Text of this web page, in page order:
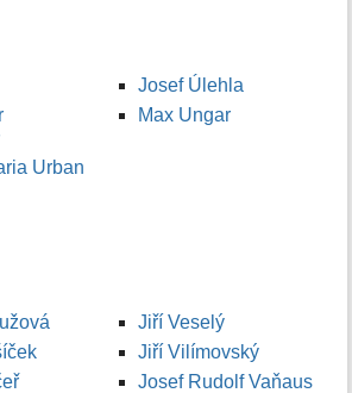
Urban
Josef Úlehla
Max Ungar
Jiří Veselý
Jiří Vilímovský
Josef Rudolf Vaňaus